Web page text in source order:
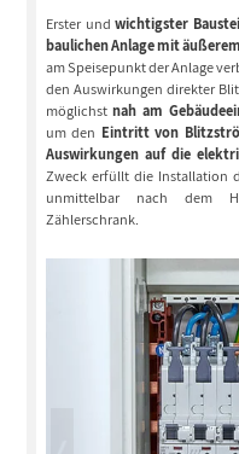
Erster undwichtigster
baulichen Anlage mit
am Speisepunkt der Anlage
den Auswirkungen direkter
möglichstnah am
um den Eintritt von
Auswirkungen auf die
Zweck erfüllt die Installation
unmittelbar nach dem
Zählerschrank.